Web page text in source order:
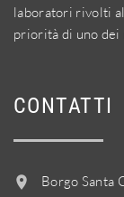
laboratori rivolti
priorità di uno
CONTATTI
Borgo Santa